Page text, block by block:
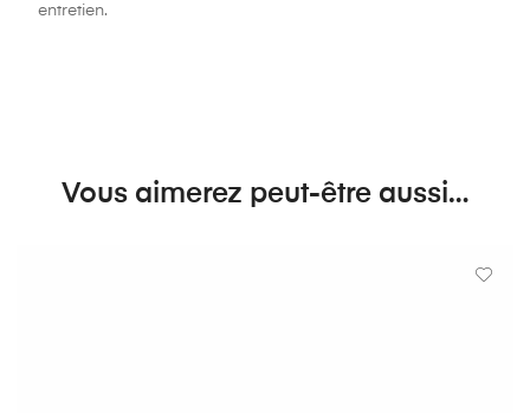
entretien.
Vous aimerez peut-être aussi…